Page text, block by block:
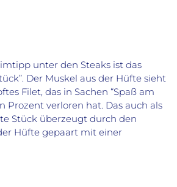
unter den Steaks ist das
Der Muskel aus der Hüfte sieht
Filet, das in Sachen “Spaß am
Prozent verloren hat. Das auch als
Stück überzeugt durch den
Hüfte gepaart mit einer